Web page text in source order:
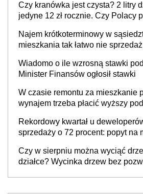
Czy kranówka jest czysta? 2 litry
jedyne 12 zł rocznie. Czy Polacy
Najem krótkoterminowy w
mieszkania tak łatwo nie
Wiadomo o ile wzrosną stawki
Minister Finansów ogłosił stawki
W czasie remontu za mieszkanie
wynajem trzeba płacić wyższy
Rekordowy kwartał u
sprzedaży o 72 procent: popyt na
Czy w sierpniu można wyciąć
działce? Wycinka drzew bez